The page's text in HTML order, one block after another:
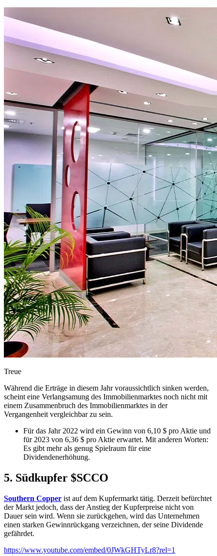
Treue
Während die Erträge in diesem Jahr voraussichtlich sinken werden,
scheint eine Verlangsamung des Immobilienmarktes noch nicht mit
einem Zusammenbruch des Immobilienmarktes in der
Vergangenheit vergleichbar zu sein.
Für das Jahr 2022 wird ein Gewinn von 6,10 $ pro Aktie und
für 2023 von 6,36 $ pro Aktie erwartet. Mit anderen Worten:
Es gibt mehr als genug Spielraum für eine
Dividendenerhöhung.
5. Südkupfer $SCCO
Southern Copper ist auf dem Kupfermarkt tätig. Derzeit befürchtet
der Markt jedoch, dass der Anstieg der Kupferpreise nicht von
Dauer sein wird. Wenn sie zurückgehen, wird das Unternehmen
einen starken Gewinnrückgang verzeichnen, der seine Dividende
gefährdet.
https://www.youtube.com/embed/0JWkGHTyLr8?rel=1